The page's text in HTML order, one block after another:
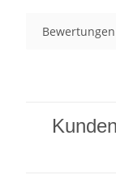
Bewertungen